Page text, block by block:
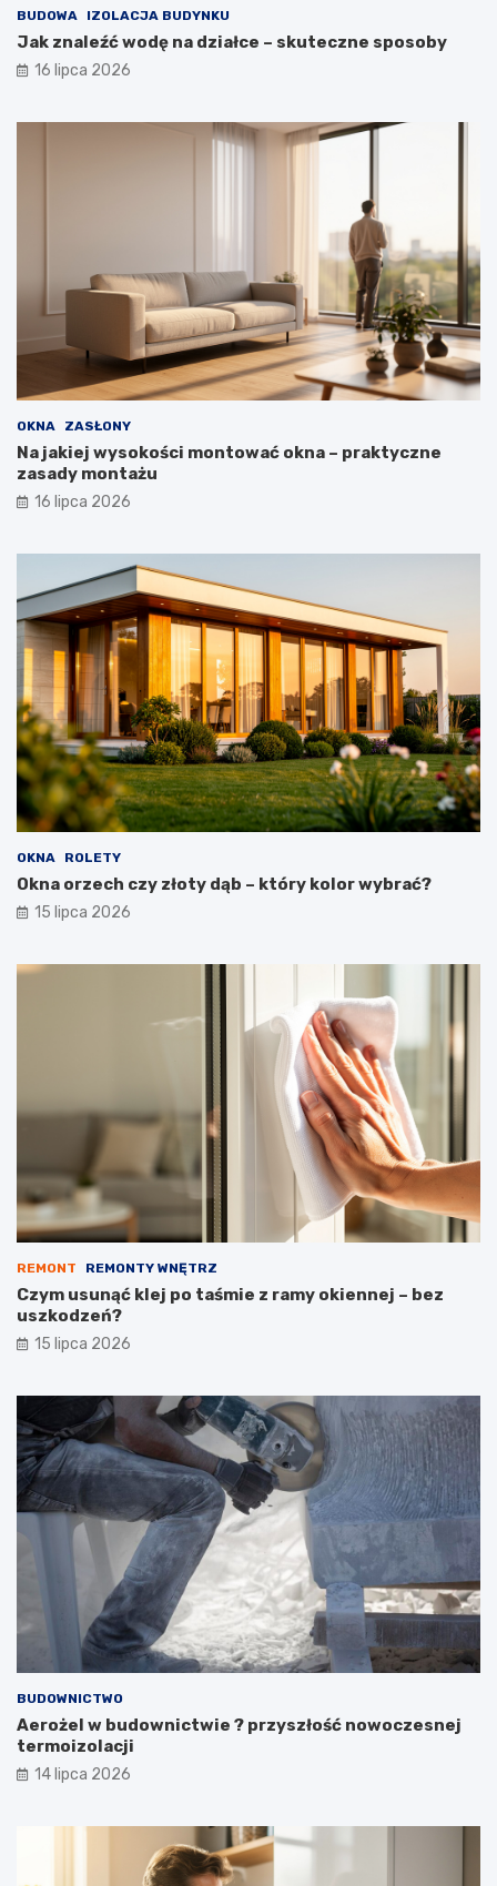
BUDOWA IZOLACJA BUDYNKU
Jak znaleźć wodę na działce – skuteczne sposoby
16 lipca 2026
OKNA ZASŁONY
Na jakiej wysokości montować okna – praktyczne
zasady montażu
16 lipca 2026
OKNA ROLETY
Okna orzech czy złoty dąb – który kolor wybrać?
15 lipca 2026
REMONT REMONTY WNĘTRZ
Czym usunąć klej po taśmie z ramy okiennej – bez
uszkodzeń?
15 lipca 2026
BUDOWNICTWO
Aerożel w budownictwie ? przyszłość nowoczesnej
termoizolacji
14 lipca 2026